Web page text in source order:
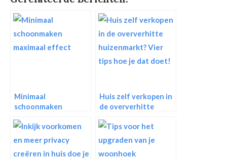
Minimaal
schoonmaken
Huis zelf verkopen in
de oververhitte
tips hoe je dat doet!